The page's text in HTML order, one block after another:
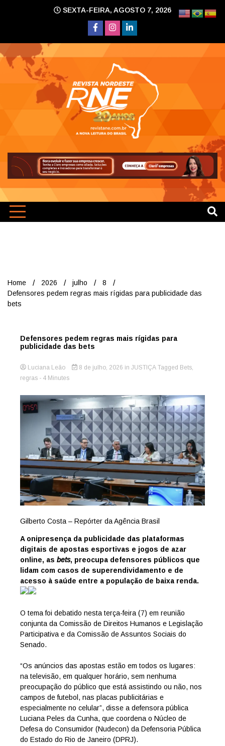
SEXTA-FEIRA, AGOSTO 7, 2026
Home 2026 julho
8
Defensores pedem regras mais rígidas para publicidade das
bets
Defensores pedem regras mais rígidas para
publicidade das bets
Luciana Leão 8 de julho, 2026 in JUSTIÇA Tagged Bets,
regras - 4 Minutes
Gilberto Costa – Repórter da Agência Brasil
A onipresença da publicidade das plataformas
digitais de apostas esportivas e jogos de azar
online, as bets, preocupa defensores públicos que
lidam com casos de superendividamento e de
acesso à saúde entre a população de baixa renda.
O tema foi debatido nesta terça-feira (7) em reunião
conjunta da Comissão de Direitos Humanos e Legislação
Participativa e da Comissão de Assuntos Sociais do
Senado.
“Os anúncios das apostas estão em todos os lugares:
na televisão, em qualquer horário, sem nenhuma
preocupação do público que está assistindo ou não, nos
campos de futebol, nas placas publicitárias e
especialmente no celular”, disse a defensora pública
Luciana Peles da Cunha, que coordena o Núcleo de
Defesa do Consumidor (Nudecon) da Defensoria Pública
do Estado do Rio de Janeiro (DPRJ).